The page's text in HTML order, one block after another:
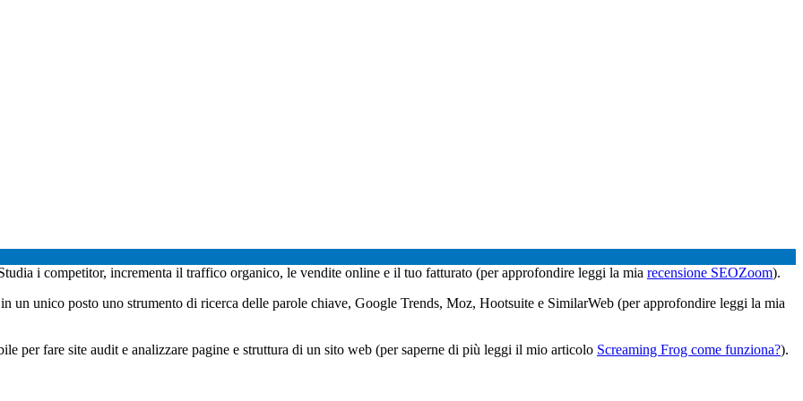
i competitor, incrementa il traffico organico, le vendite online e il tuo fatturato (per approfondire leggi la mia recensione SEOZoom).
un unico posto uno strumento di ricerca delle parole chiave, Google Trends, Moz, Hootsuite e SimilarWeb (per approfondire leggi la mia
per fare site audit e analizzare pagine e struttura di un sito web (per saperne di più leggi il mio articolo Screaming Frog come funziona?).